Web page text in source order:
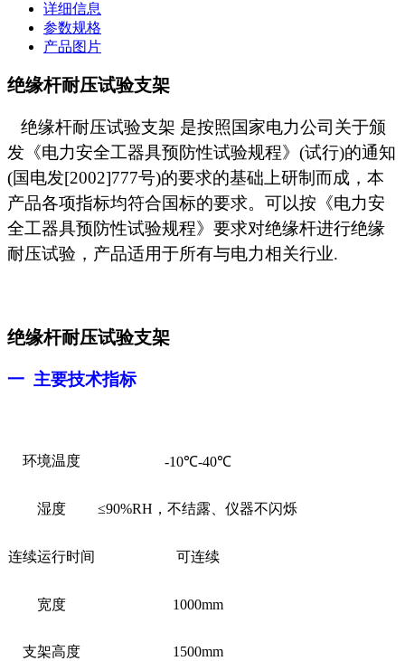
详细信息
参数规格
产品图片
绝缘杆耐压试验支架
绝缘杆耐压试验支架 是按照国家电力公司关于颁
发《电力安全工器具预防性试验规程》(试行)的通知
(国电发[2002]777号)的要求的基础上研制而成，本
产品各项指标均符合国标的要求。可以按《电力安
全工器具预防性试验规程》要求对绝缘杆进行绝缘
耐压试验，产品适用于所有与电力相关行业.
绝缘杆耐压试验支架
一 主要技术指标
环境温度 -10℃-40℃
湿度 ≤90%RH，不结露、仪器不闪烁
连续运行时间 可连续
宽度 1000mm
支架高度 1500mm